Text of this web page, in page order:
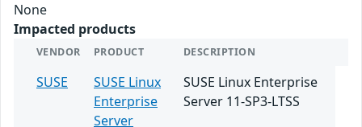
None
Impacted products
VENDOR PRODUCT DESCRIPTION
SUSE
SUSE Linux
Enterprise
Server
SUSE Linux Enterprise
Server 11-SP3-LTSS